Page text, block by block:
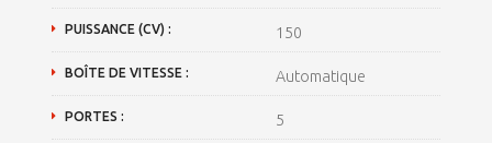
PUISSANCE (CV) : 150
BOÎTE DE VITESSE : Automatique
PORTES : 5